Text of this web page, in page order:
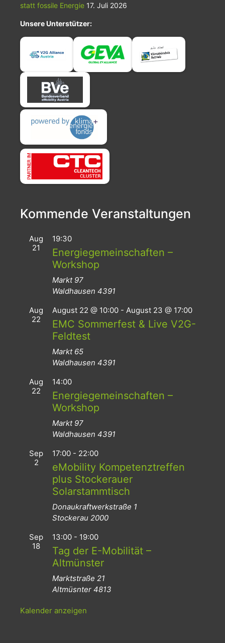
statt fossile Energie 17. Juli 2026
Unsere Unterstützer:
Kommende Veranstaltungen
Aug
21
19:30
Energiegemeinschaften –
Workshop
Markt 97
Waldhausen 4391
Aug
22
August 22 @ 10:00 - August 23 @ 17:00
EMC Sommerfest & Live V2G-
Feldtest
Markt 65
Waldhausen 4391
Aug
22
14:00
Energiegemeinschaften –
Workshop
Markt 97
Waldhausen 4391
Sep
2
17:00 - 22:00
eMobility Kompetenztreffen
plus Stockerauer
Solarstammtisch
Donaukraftwerkstraße 1
Stockerau 2000
Sep
18
13:00 - 19:00
Tag der E-Mobilität –
Altmünster
Marktstraße 21
Altmüsnter 4813
Kalender anzeigen